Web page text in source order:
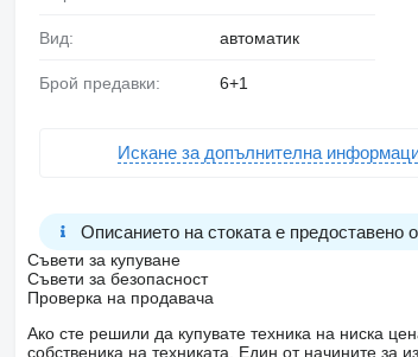
Вид: автоматик
Брой предавки: 6+1
Искане за допълнителна
Описанието на стоката е предоставено
Съвети за купуване
Съвети за безопасност
Проверка на продавача
Ако сте решили да купувате техника на ниска
собственика на техниката. Един от начините